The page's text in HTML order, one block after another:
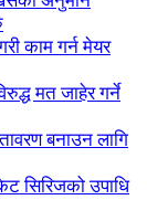
काम गर्न मेयर
मत जाहेर गर्ने
बनाउन लागि
सिरिजको उपाधि